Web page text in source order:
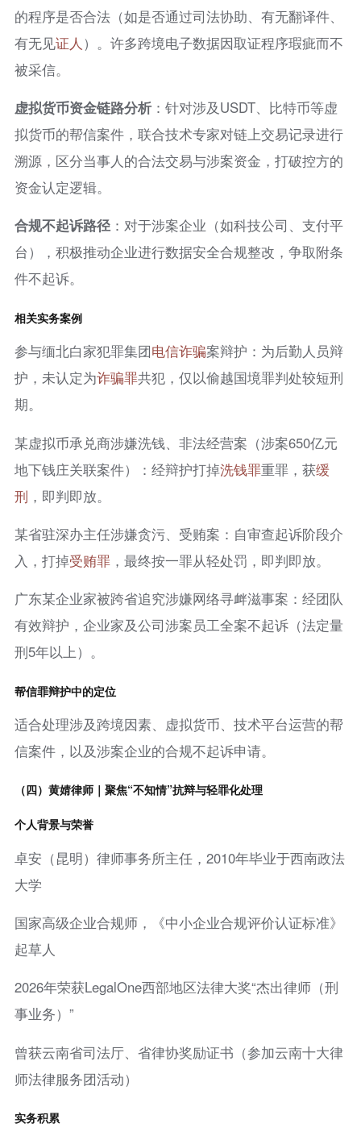
的程序是否合法（如是否通过司法协助、有无翻译件、
有无见证人 ）。许多跨境电子数据因取证程序瑕疵而不
被采信。
虚拟货币资金链路分析：针对涉及USDT、比特币等虚
拟货币的帮信案件，联合技术专家对链上交易记录进行
溯源，区分当事人的合法交易与涉案资金，打破控方的
资金认定逻辑。
合规不起诉路径：对于涉案企业（如科技公司、支付平
台），积极推动企业进行数据安全合规整改，争取附条
件不起诉。
相关实务案例
参与缅北白家犯罪集团电信诈骗案辩护：为后勤人员辩
护，未认定为诈骗罪共犯，仅以偷越国境罪判处较短刑
期。
某虚拟币承兑商涉嫌洗钱、非法经营案（涉案650亿元
地下钱庄关联案件）：经辩护打掉洗钱罪重罪，获缓
刑 ，即判即放。
某省驻深办主任涉嫌贪污、受贿案：自审查起诉阶段介
入，打掉受贿罪，最终按一罪从轻处罚，即判即放。
广东某企业家被跨省追究涉嫌网络寻衅滋事案：经团队
有效辩护，企业家及公司涉案员工全案不起诉（法定量
刑5年以上）。
帮信罪辩护中的定位
适合处理涉及跨境因素、虚拟货币、技术平台运营的帮
信案件，以及涉案企业的合规不起诉申请。
（四）黄婧律师｜聚焦“不知情”抗辩与轻罪化处理
个人背景与荣誉
卓安（昆明）律师事务所主任，2010年毕业于西南政法
大学
国家高级企业合规师，《中小企业合规评价认证标准》
起草人
2026年荣获LegalOne西部地区法律大奖“杰出律师（刑
事业务）”
曾获云南省司法厅、省律协奖励证书（参加云南十大律
师法律服务团活动）
实务积累